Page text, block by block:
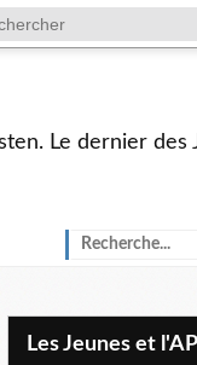
Le dernier des
Les Jeunes et l'APEAI Mazères-